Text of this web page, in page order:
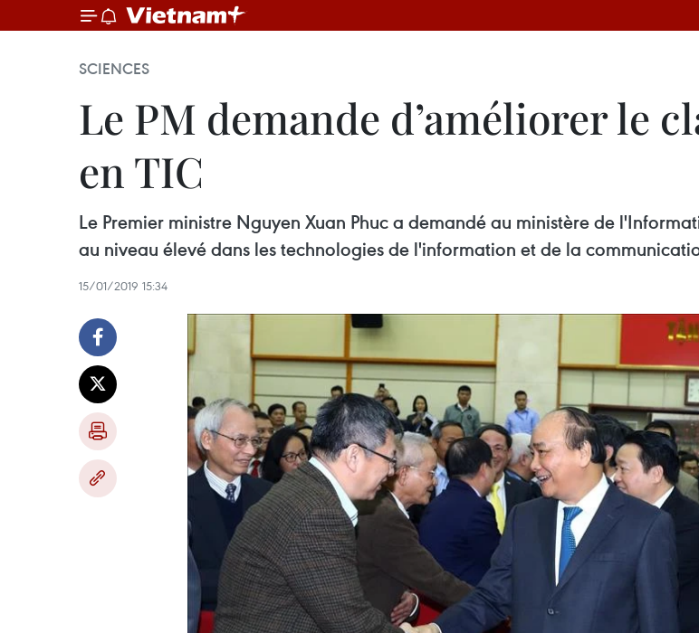
SCIENCES
Le PM demande d’améliorer le
en TIC
Le Premier ministre Nguyen Xuan Phuc a demandé au ministère de
au niveau élevé dans les technologies de l'information et de la
15/01/2019 15:34